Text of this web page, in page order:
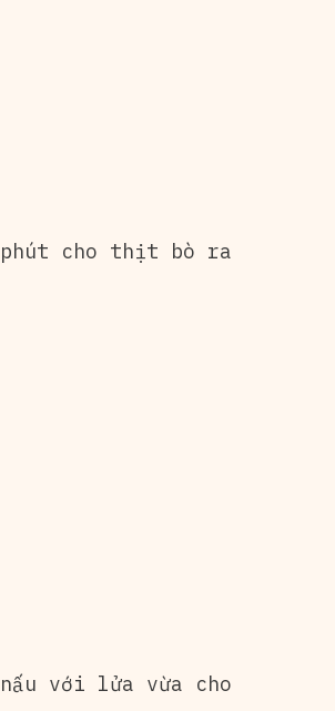
cho thịt bò ra
với lửa vừa cho